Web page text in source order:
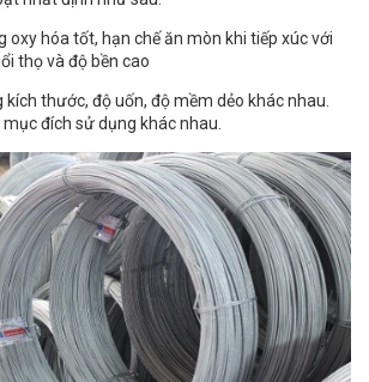
oxy hóa tốt, hạn chế ăn mòn khi tiếp xúc với
thọ và độ bền cao
thước, độ uốn, độ mềm dẻo khác nhau.
đích sử dụng khác nhau.